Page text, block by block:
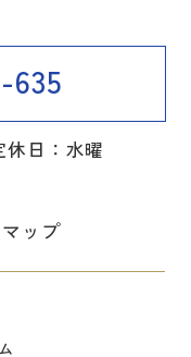
635
休日：水曜
ップ